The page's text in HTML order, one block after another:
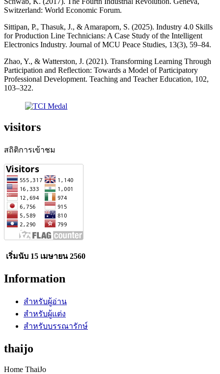
Switzerland: World Economic Forum.
Sittipan, P., Thasuk, J., & Amaraporn, S. (2025). Industry 4.0 Skills
for Production Line Technicians: A Case Study of the Intelligent
Electronics Industry. Journal of MCU Peace Studies, 13(3), 59–84.
Zhao, Y., & Watterston, J. (2021). Transforming Learning Through
Participation and Reflection: Towards a Model of Participatory
Professional Development. Teaching and Teacher Education, 102,
103–322.
visitors
สถิติการเข้าชม
เริ่มนับ 15 เมษายน 2560
Information
สำหรับผู้อ่าน
สำหรับผู้แต่ง
สำหรับบรรณารักษ์
thaijo
Home ThaiJo